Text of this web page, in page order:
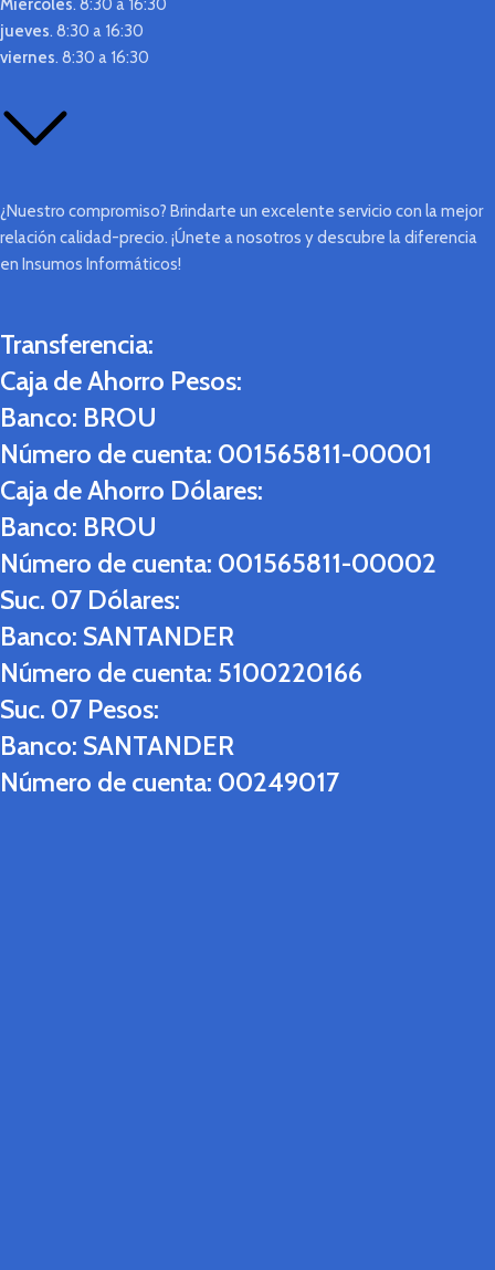
Miercoles. 8:30 a 16:30
jueves. 8:30 a 16:30
viernes. 8:30 a 16:30
¿Nuestro compromiso? Brindarte un excelente servicio con la mejor
relación calidad-precio. ¡Únete a nosotros y descubre la diferencia
en Insumos Informáticos!
Transferencia:
Caja de Ahorro Pesos:
Banco: BROU
Número de cuenta: 001565811-00001
Caja de Ahorro Dólares:
Banco: BROU
Número de cuenta: 001565811-00002
Suc. 07 Dólares:
Banco: SANTANDER
Número de cuenta: 5100220166
Suc. 07 Pesos:
Banco: SANTANDER
Número de cuenta: 00249017